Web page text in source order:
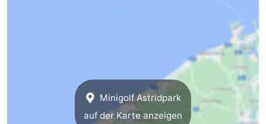
Minigolf Astridpark
auf der Karte anzeigen